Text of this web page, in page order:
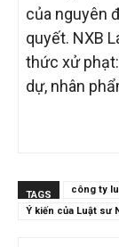
của nguyên
quyết. NXB
thức xử
dự, nhân
TAGS công ty
Ý kiến của Luật sư